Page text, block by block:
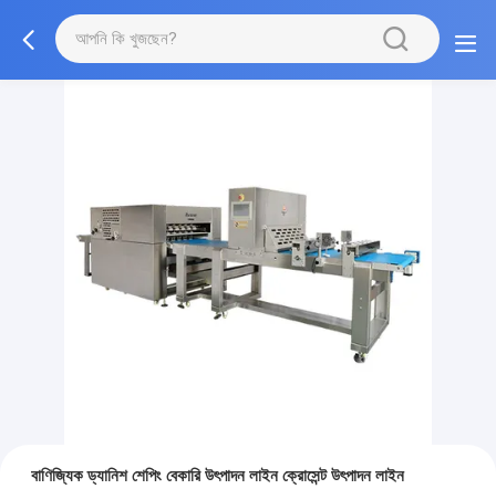
বাণিজ্যিক ড্যানিশ শেপিং বেকারি উৎপাদন লাইন ক্রোসেন্ট উৎপাদন লাইন